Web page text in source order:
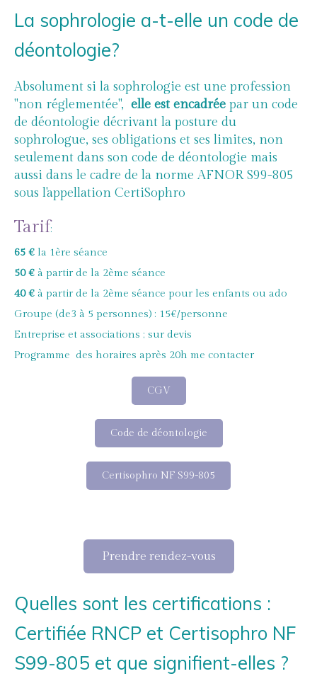
La sophrologie a-t-elle un code de
déontologie?
Absolument si la sophrologie est une profession
"non réglementée", elle est encadrée par un code
de déontologie décrivant la posture du
sophrologue, ses obligations et ses limites, non
seulement dans son code de déontologie mais
aussi dans le cadre de la norme AFNOR S99-805
sous l'appellation CertiSophro
Tarif:
65 € la 1ère séance
50 € à partir de la 2ème séance
40 € à partir de la 2ème séance pour les enfants ou ado
Groupe (de3 à 5 personnes) : 15€/personne
Entreprise et associations ; sur devis
Programme des horaires après 20h me contacter
CGV
Code de déontologie
Certisophro NF S99-805
Prendre rendez-vous
Quelles sont les certifications :
Certifiée RNCP et Certisophro NF
S99-805 et que signifient-elles ?